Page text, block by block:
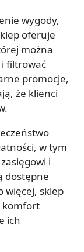
wygody,
oferuje
można
filtrować
promocje,
że klienci
w tym
i
dostępne
więcej, sklep
komfort
ich